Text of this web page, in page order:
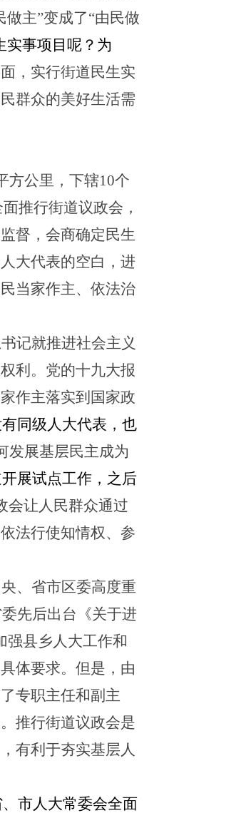
做主”变成了“由民做
实事项目呢？为
，实行街道民生实
群众的美好生活需
方公里，下辖10个
推行街道议政会，
督，会商确定民生
大代表的空白，进
当家作主、依法治
记就推进社会主义
利。党的十九大报
作主落实到国家政
同级人大代表，也
发展基层民主成为
展试点工作，之后
会让人民群众通过
法行使知情权、参
、省市区委高度重
先后出台《关于进
强县乡人大工作和
体要求。但是，由
专职主任和副主
推行街道议政会是
有利于夯实基层人
市人大常委会全面